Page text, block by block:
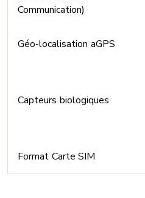
Communication)
Géo-localisation aGPS
Capteurs biologiques
Format Carte SIM